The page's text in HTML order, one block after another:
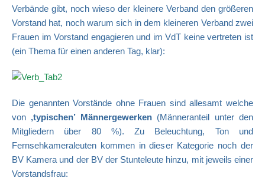
Verbände gibt, noch wieso der kleinere Verband den größeren
Vorstand hat, noch warum sich in dem kleineren Verband zwei
Frauen im Vorstand engagieren und im VdT keine vertreten ist
(ein Thema für einen anderen Tag, klar):
Die genannten Vorstände ohne Frauen sind allesamt welche
von ,typischen’ Männergewerken(Männeranteil unter den
Mitgliedern über 80 %). Zu Beleuchtung, Ton und
Fernsehkameraleuten kommen in dieser Kategorie noch der
BV Kamera und der BV der Stunteleute hinzu, mit jeweils einer
Vorstandsfrau: